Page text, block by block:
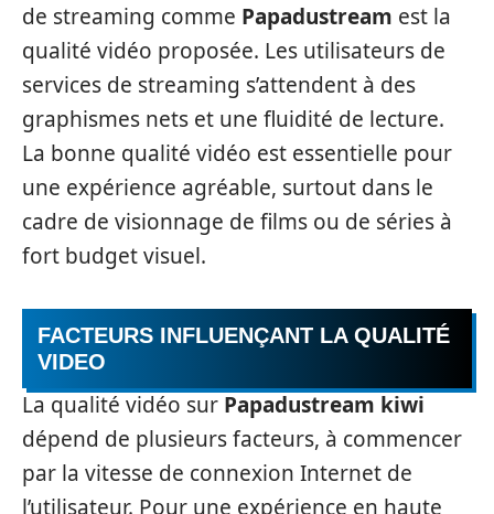
de streaming comme Papadustream est la
qualité vidéo proposée. Les utilisateurs de
services de streaming s’attendent à des
graphismes nets et une fluidité de lecture.
La bonne qualité vidéo est essentielle pour
une expérience agréable, surtout dans le
cadre de visionnage de films ou de séries à
fort budget visuel.
FACTEURS INFLUENÇANT LA QUALITÉ
VIDEO
La qualité vidéo sur Papadustream kiwi
dépend de plusieurs facteurs, à commencer
par la vitesse de connexion Internet de
l’utilisateur. Pour une expérience en haute